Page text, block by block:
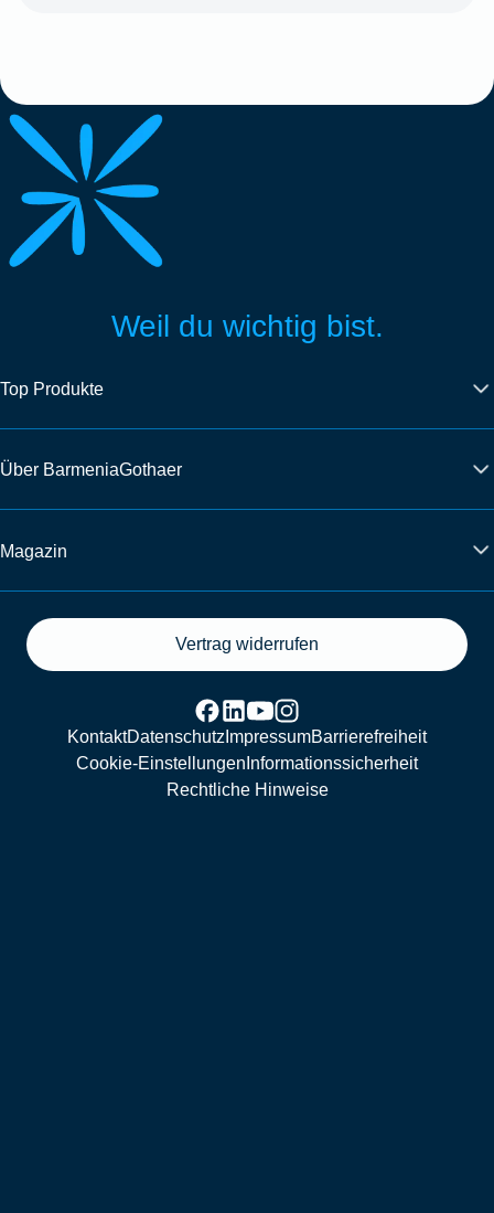
Weil du wichtig bist.
Top Produkte
Über BarmeniaGothaer
Magazin
Vertrag widerrufen
KontaktDatenschutz ImpressumBarrierefreiheit
Cookie-Einstellungen Informationssicherheit
Rechtliche Hinweise